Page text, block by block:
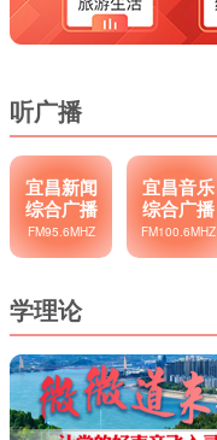
听广播
宜昌新闻
综合广播
FM95.6MHZ
宜昌音乐
综合广播
FM100.6MHZ
学理论